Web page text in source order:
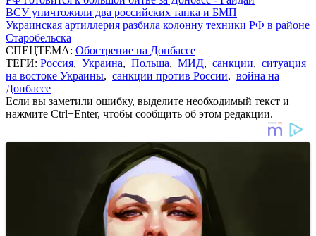
ВСУ уничтожили два российских танка и БМП
Украинская артиллерия разбила колонну техники РФ в районе
Старобельска
СПЕЦТЕМА: Обострение на Донбассе
ТЕГИ: Россия, Украина, Польша, МИД, санкции, ситуация
на востоке Украины, санкции против России, война на
Донбассе
Если вы заметили ошибку, выделите необходимый текст и
нажмите Ctrl+Enter, чтобы сообщить об этом редакции.